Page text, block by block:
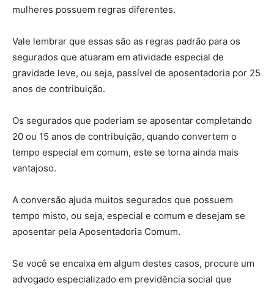
mulheres possuem regras diferentes.
Vale lembrar que essas são as regras padrão para os
segurados que atuaram em atividade especial de
gravidade leve, ou seja, passível de aposentadoria por 25
anos de contribuição.
Os segurados que poderiam se aposentar completando
20 ou 15 anos de contribuição, quando convertem o
tempo especial em comum, este se torna ainda mais
vantajoso.
A conversão ajuda muitos segurados que possuem
tempo misto, ou seja, especial e comum e desejam se
aposentar pela Aposentadoria Comum.
Se você se encaixa em algum destes casos, procure um
advogado especializado em previdência social que